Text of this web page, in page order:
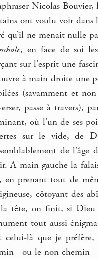
Nicolas Bouvier,
ont voulu voir dans
qu’il ne menait nulle
, en face de soi les
sur l’esprit une
à main droite une
(savamment et
passe à travers),
où l’un de ses
sur le vide, de
de
A main gauche la
en prenant tout de
côtoyant des
tête, on finit, si
tout aussi
celui-là que je
- ou le non-chemin -